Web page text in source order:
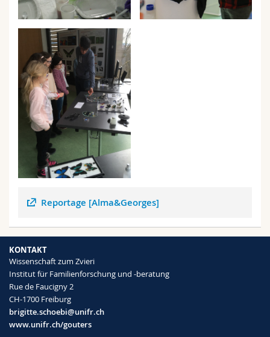
Reportage [Alma&Georges]
KONTAKT
Wissenschaft zum Zvieri
Institut für Familienforschung und -beratung
Rue de Faucigny 2
CH-1700 Freiburg
brigitte.schoebi@unifr.ch
www.unifr.ch/gouters